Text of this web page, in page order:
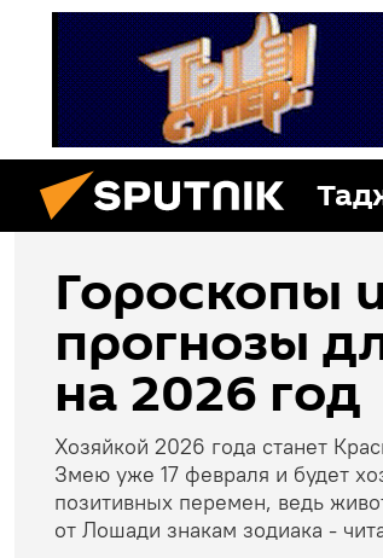
Гороскопы
прогнозы
на 2026 год
Хозяйкой 2026 года станет
Змею уже 17 февраля и будет
позитивных перемен, ведь
от Лошади знакам зодиака -